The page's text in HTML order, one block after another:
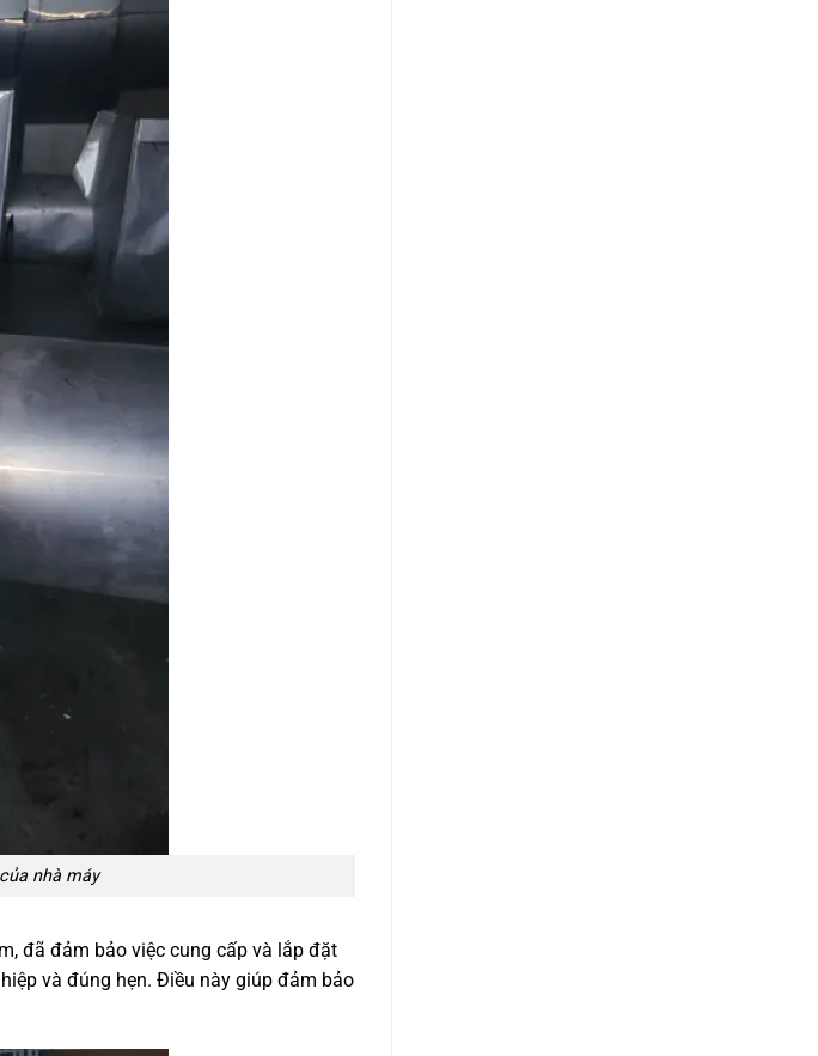
nhà máy
đã đảm bảo việc cung cấp và lắp đặt
và đúng hẹn. Điều này giúp đảm bảo